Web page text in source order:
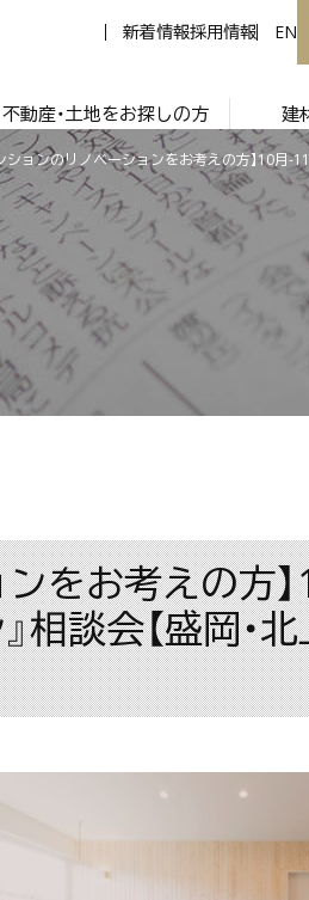
新着情報採用情報 EN
不動産・土地をお探しの方 建
をお考えの方
談会【盛岡・北